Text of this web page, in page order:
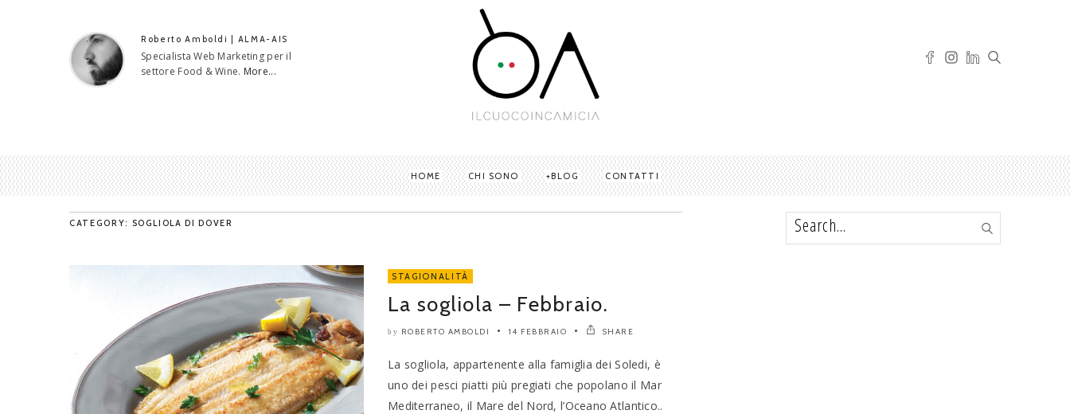
Roberto Amboldi | ALMA-AIS
Specialista Web Marketing per il
settore Food & Wine. More...
HOME CHI SONO BLOG CONTATTI
CATEGORY: SOGLIOLA DI DOVER
STAGIONALITÀ
La sogliola – Febbraio.
by ROBERTO AMBOLDI 14 FEBBRAIO SHARE
La sogliola, appartenente alla famiglia dei Soledi, è
uno dei pesci piatti più pregiati che popolano il Mar
Mediterraneo, il Mare del Nord, l’Oceano Atlantico..